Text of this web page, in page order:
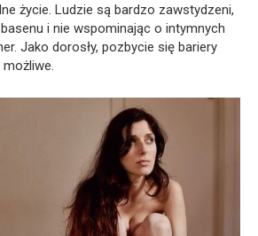
życie. Ludzie są bardzo zawstydzeni,
i nie wspominając o intymnych
Jako dorosły, pozbycie się bariery